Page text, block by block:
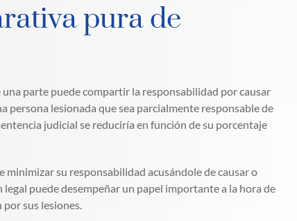
pura de
parte puede compartir la responsabilidad por causar
persona lesionada que sea parcialmente responsable de
judicial se reduciría en función de su porcentaje
minimizar su responsabilidad acusándole de causar o
puede desempeñar un papel importante a la hora de
sus lesiones.